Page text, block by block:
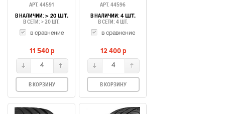
АРТ. 44591
В НАЛИЧИИ: > 20 ШТ.
В СЕТИ: > 20 ШТ.
в сравнение
11 540p
4
В КОРЗИНУ
АРТ. 44596
В НАЛИЧИИ: 4 ШТ.
В СЕТИ: 4 ШТ.
в сравнение
12 400p
4
В КОРЗИНУ